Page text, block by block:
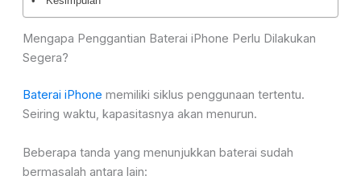
Mengapa Penggantian Baterai iPhone Perlu Dilakukan
Segera?
Baterai iPhone memiliki siklus penggunaan tertentu.
Seiring waktu, kapasitasnya akan menurun.
Beberapa tanda yang menunjukkan baterai sudah
bermasalah antara lain: